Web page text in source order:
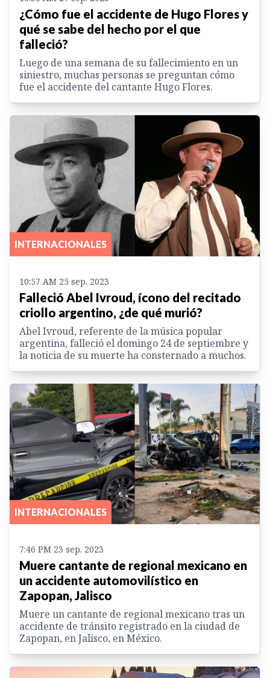
¿Cómo fue el accidente de Hugo Flores y
qué se sabe del hecho por el que
falleció?
Luego de una semana de su fallecimiento en un
siniestro, muchas personas se preguntan cómo
fue el accidente del cantante Hugo Flores.
INTERNACIONALES
10:57 AM 25 sep. 2023
Falleció Abel Ivroud, ícono del recitado
criollo argentino, ¿de qué murió?
Abel Ivroud, referente de la música popular
argentina, falleció el domingo 24 de septiembre y
la noticia de su muerte ha consternado a muchos.
INTERNACIONALES
7:46 PM 23 sep. 2023
Muere cantante de regional mexicano en
un accidente automovilístico en
Zapopan, Jalisco
Muere un cantante de regional mexicano tras un
accidente de tránsito registrado en la ciudad de
Zapopan, en Jalisco, en México.